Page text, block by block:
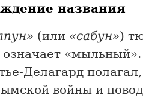
названия
(или «сабун»)
означает
Делагард
войны и